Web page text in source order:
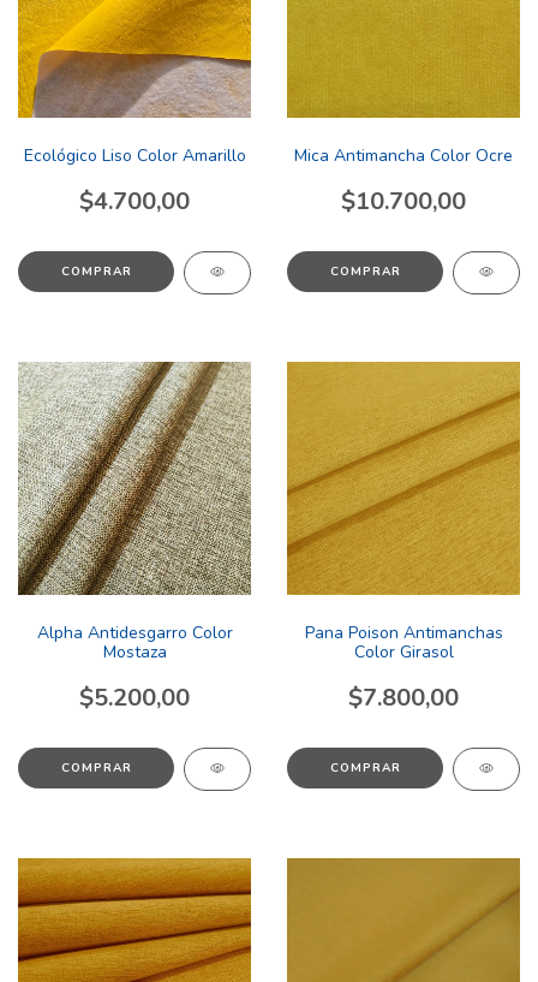
Ecológico Liso Color Amarillo
$4.700,00
COMPRAR
Mica Antimancha Color Ocre
$10.700,00
COMPRAR
Alpha Antidesgarro Color
Mostaza
$5.200,00
COMPRAR
Pana Poison Antimanchas
Color Girasol
$7.800,00
COMPRAR